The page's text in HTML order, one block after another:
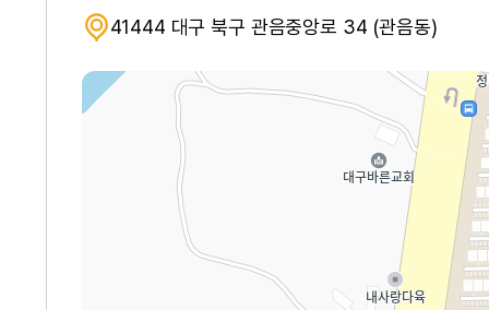
41444 대구 북구 관음중앙로 34 (관음동)